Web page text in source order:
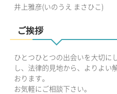
井上雅彦(いのうえ まさひこ)
ご挨拶
ひとつひとつの出会いを大切に
し、法律的見地から、よりよい
おります。
お気軽にご相談下さい。